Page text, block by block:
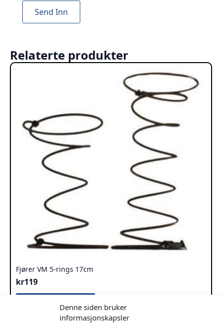
Denne siden bruker
informasjonskapsler
Relaterte produkter
Fjører VM 5-rings 17cm
kr119
Legg I Handlekurv